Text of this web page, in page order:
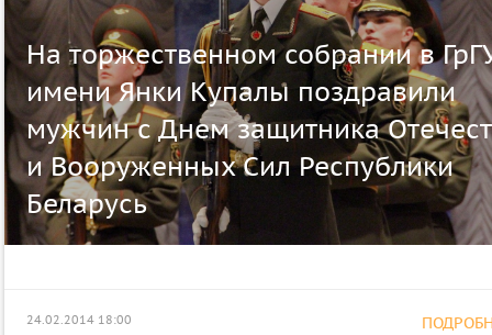
На торжественном собрании в
имени Янки Купалы поздравили
мужчин с Днем защитника
и Вооруженных Сил Республики
Беларусь
24.02.2014 18:00